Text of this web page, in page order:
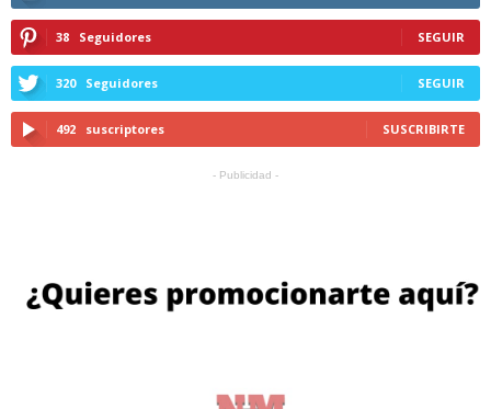
38 Seguidores SEGUIR
320 Seguidores SEGUIR
492 suscriptores SUSCRIBIRTE
- Publicidad -